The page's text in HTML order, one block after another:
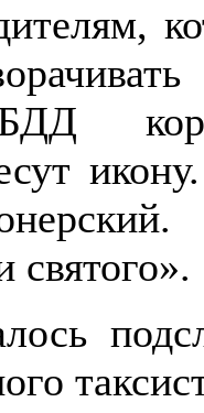
святого».